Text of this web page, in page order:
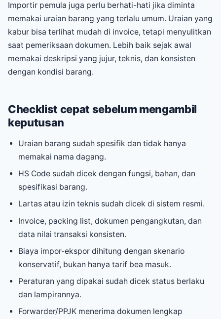
Importir pemula juga perlu berhati-hati jika diminta
memakai uraian barang yang terlalu umum. Uraian yang
kabur bisa terlihat mudah di invoice, tetapi menyulitkan
saat pemeriksaan dokumen. Lebih baik sejak awal
memakai deskripsi yang jujur, teknis, dan konsisten
dengan kondisi barang.
Checklist cepat sebelum mengambil
keputusan
Uraian barang sudah spesifik dan tidak hanya
memakai nama dagang.
HS Code sudah dicek dengan fungsi, bahan, dan
spesifikasi barang.
Lartas atau izin teknis sudah dicek di sistem resmi.
Invoice, packing list, dokumen pengangkutan, dan
data nilai transaksi konsisten.
Biaya impor-ekspor dihitung dengan skenario
konservatif, bukan hanya tarif bea masuk.
Peraturan yang dipakai sudah dicek status berlaku
dan lampirannya.
Forwarder/PPJK menerima dokumen lengkap